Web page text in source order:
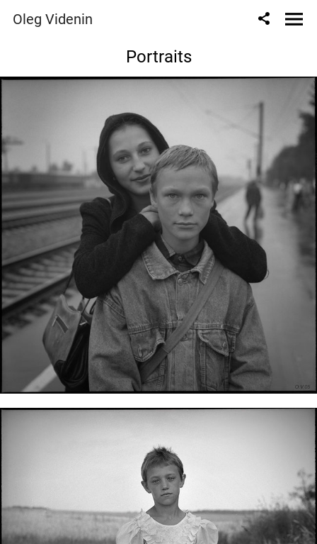
Oleg Videnin
Portraits